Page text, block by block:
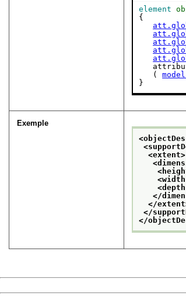
element
{
   (
}
Exemple
<extent>
<width
<depth
</
</
</
</